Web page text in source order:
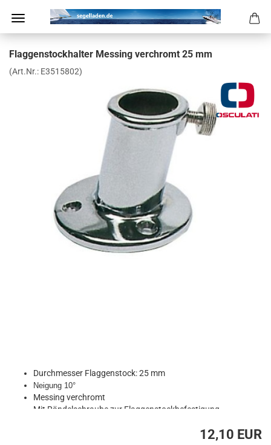
Flag­gen­stock­hal­ter Mes­sing ver­chromt 25 mm
(Art.Nr.: E3515802)
Durchmesser Flaggenstock: 25 mm
Neigung 10°
Messing verchromt
Mit Rändelschraube zur Flaggenstockbefestigung.
12,10 EUR